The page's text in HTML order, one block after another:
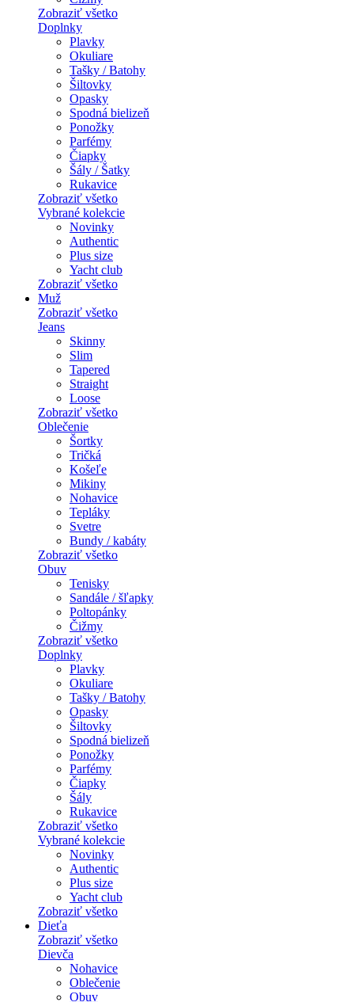
Zobraziť všetko
Doplnky
Plavky
Okuliare
Tašky / Batohy
Šiltovky
Opasky
Spodná bielizeň
Ponožky
Parfémy
Čiapky
Šály / Šatky
Rukavice
Zobraziť všetko
Vybrané kolekcie
Novinky
Authentic
Plus size
Yacht club
Zobraziť všetko
Muž
Zobraziť všetko
Jeans
Skinny
Slim
Tapered
Straight
Loose
Zobraziť všetko
Oblečenie
Šortky
Tričká
Košeľe
Mikiny
Nohavice
Tepláky
Svetre
Bundy / kabáty
Zobraziť všetko
Obuv
Tenisky
Sandále / šľapky
Poltopánky
Čižmy
Zobraziť všetko
Doplnky
Plavky
Okuliare
Tašky / Batohy
Opasky
Šiltovky
Spodná bielizeň
Ponožky
Parfémy
Čiapky
Šály
Rukavice
Zobraziť všetko
Vybrané kolekcie
Novinky
Authentic
Plus size
Yacht club
Zobraziť všetko
Dieťa
Zobraziť všetko
Dievča
Nohavice
Oblečenie
Obuv